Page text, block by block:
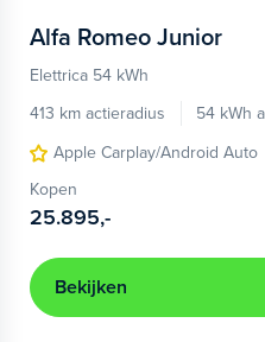
Alfa Romeo Junior
Elettrica 54 kWh
413 km actieradius
54 kWh
Apple Carplay/Android Auto
Kopen
25.895,-
Bekijken